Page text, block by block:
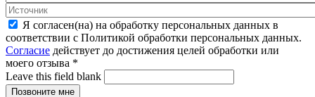
Я согласен(на) на обработку персональных данных в
соответствии с Политикой обработки персональных данных.
Согласие действует до достижения целей обработки или
моего отзыва *
Leave this field blank